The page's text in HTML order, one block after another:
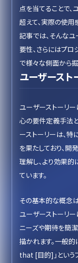
点を当てることで
超えて、実際の使
記事では、そんな
要性、さらにはプ
で様々な側面から掘
ユーザース
ユーザーストーリ
心の要件定義手法
ーストーリーは、
を果たしており、
理解し、より効果
ています。
その基本的な概念
ユーザーストーリ
ニーズや期待を簡
描かれます。一般
that [目的]」という